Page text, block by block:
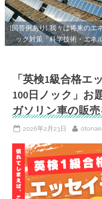
[回答例あり] 我々は将来のエ
ック対策「科学技術・エネ
「英検1級合格
100日ノック」お
ガソリン車の販
Posted
2026年2月23日 By